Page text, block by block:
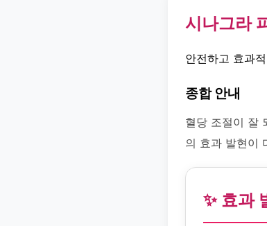
시나그라
안전하고 효과
종합 안내
혈당 조절이 잘
의 효과 발현이
✨ 효과